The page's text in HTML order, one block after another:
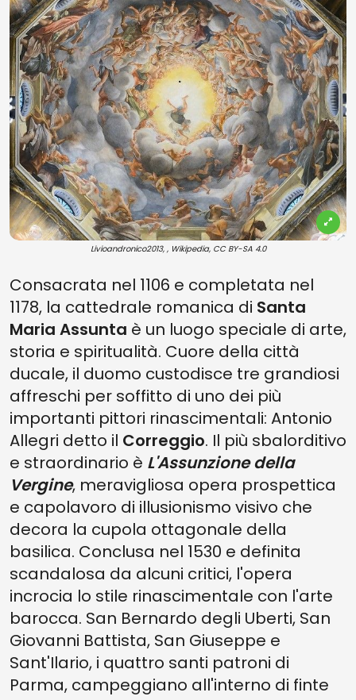
Livioandronico2013, , Wikipedia, CC BY-SA 4.0
Consacrata nel 1106 e completata nel
1178, la cattedrale romanica di Santa
Maria Assunta è un luogo speciale di arte,
storia e spiritualità. Cuore della città
ducale, il duomo custodisce tre grandiosi
affreschi per soffitto di uno dei più
importanti pittori rinascimentali: Antonio
Allegri detto il Correggio. Il più sbalorditivo
e straordinario è L'Assunzione della
Vergine, meravigliosa opera prospettica
e capolavoro di illusionismo visivo che
decora la cupola ottagonale della
basilica. Conclusa nel 1530 e definita
scandalosa da alcuni critici, l'opera
incrocia lo stile rinascimentale con l'arte
barocca. San Bernardo degli Uberti, San
Giovanni Battista, San Giuseppe e
Sant'Ilario, i quattro santi patroni di
Parma, campeggiano all'interno di finte